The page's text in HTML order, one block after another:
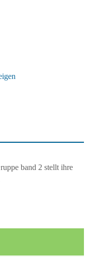
band 2 stellt ihre